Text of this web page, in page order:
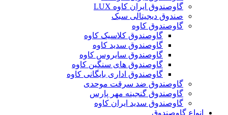
گاوصندوق ایران کاوه LUX
صندوق دیجیتالی سبک
گاوصندوق کاوه
گاوصندوق کلاسیک کاوه
گاوصندوق سدید کاوه
گاوصندوق سایروس کاوه
گاوصندوق های سنگین کاوه
گاوصندوق اداری بایگانی کاوه
گاوصندوق ضد سرقت موحدی
گاوصندوق گنجینه مهر پارس
گاوصندوق سدید ایران کاوه
انواع گاوصندوق